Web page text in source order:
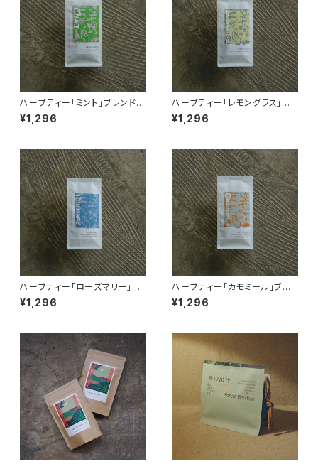
ハーブティー「ミント」ブレンド
ティーパック8個入り
¥1,296
ハーブティー「レモングラス」ブ
レンド ティーパック8個入り
¥1,296
ハーブティー「ローズマリー」ブ
レンド ティーパック8個入り
¥1,296
ハーブティー「カモミール」ブレ
ンド ティーパック8個入り
¥1,296